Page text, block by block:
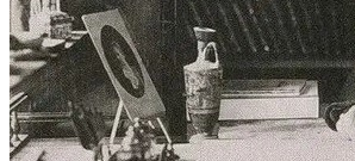
Особые права и
Учет индивидуальных
Поступление на базе
профессионального